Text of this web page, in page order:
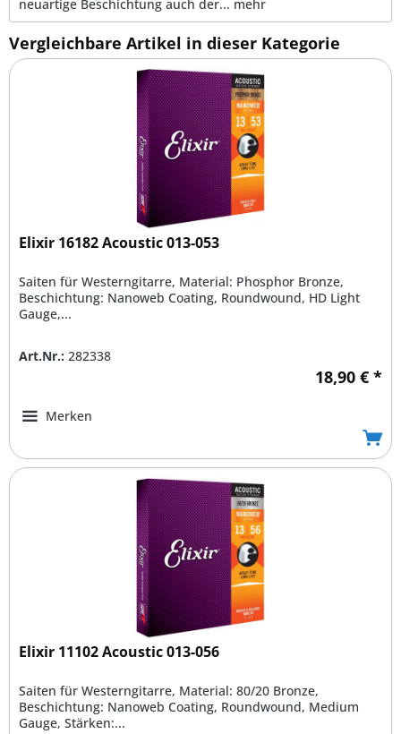
neuartige Beschichtung auch der... mehr
Vergleichbare Artikel in dieser Kategorie
Elixir 16182 Acoustic 013-053
Saiten für Westerngitarre, Material: Phosphor Bronze,
Beschichtung: Nanoweb Coating, Roundwound, HD Light
Gauge,...
Art.Nr.: 282338
18,90 € *
Merken
Elixir 11102 Acoustic 013-056
Saiten für Westerngitarre, Material: 80/20 Bronze,
Beschichtung: Nanoweb Coating, Roundwound, Medium
Gauge, Stärken:...